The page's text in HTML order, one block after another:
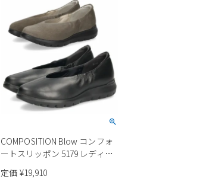
COMPOSITION Blow コンフォ
ートスリッポン 5179 レディー
ス
定価 ¥19,910